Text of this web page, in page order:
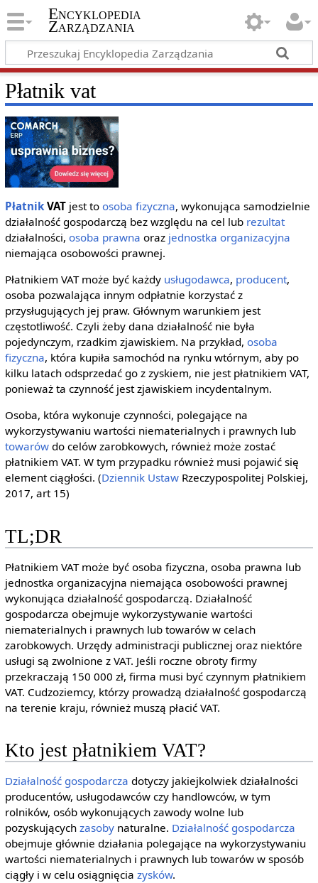
Encyklopedia
Zarządzania
Płatnik vat
PłatnikVATjest to osoba fizyczna, wykonująca samodzielnie
działalność gospodarczą bez względu na cel lub rezultat
działalności, osoba prawna oraz jednostka organizacyjna
niemająca osobowości prawnej.
Płatnikiem VAT może być każdy usługodawca, producent,
osoba pozwalająca innym odpłatnie korzystać z
przysługujących jej praw. Głównym warunkiem jest
częstotliwość. Czyli żeby dana działalność nie była
pojedynczym, rzadkim zjawiskiem. Na przykład, osoba
fizyczna, która kupiła samochód na rynku wtórnym, aby po
kilku latach odsprzedać go z zyskiem, nie jest płatnikiem VAT,
ponieważ ta czynność jest zjawiskiem incydentalnym.
Osoba, która wykonuje czynności, polegające na
wykorzystywaniu wartości niematerialnych i prawnych lub
towarówdo celów zarobkowych, również może zostać
płatnikiem VAT. W tym przypadku również musi pojawić się
element ciągłości. (Dziennik UstawRzeczypospolitej Polskiej,
2017, art 15)
TL;DR
Płatnikiem VAT może być osoba fizyczna, osoba prawna lub
jednostka organizacyjna niemająca osobowości prawnej
wykonująca działalność gospodarczą. Działalność
gospodarcza obejmuje wykorzystywanie wartości
niematerialnych i prawnych lub towarów w celach
zarobkowych. Urzędy administracji publicznej oraz niektóre
usługi są zwolnione z VAT. Jeśli roczne obroty firmy
przekraczają 150 000 zł, firma musi być czynnym płatnikiem
VAT. Cudzoziemcy, którzy prowadzą działalność gospodarczą
na terenie kraju, również muszą płacić VAT.
Kto jest płatnikiem VAT?
Działalność gospodarcza dotyczy jakiejkolwiek działalności
producentów, usługodawców czy handlowców, w tym
rolników, osób wykonujących zawody wolne lub
pozyskujących zasobynaturalne. Działalność gospodarcza
obejmuje głównie działania polegające na wykorzystywaniu
wartości niematerialnych i prawnych lub towarów w sposób
ciągły i w celu osiągnięcia zysków.